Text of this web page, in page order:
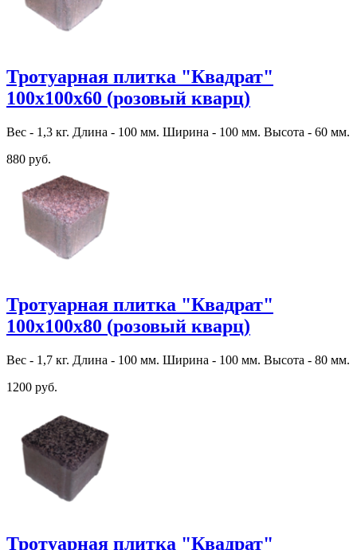
Тротуарная плитка "Квадрат"
100х100х60 (розовый кварц)
Вес - 1,3 кг. Длина - 100 мм. Ширина - 100 мм. Высота - 60 мм.
880 руб.
Тротуарная плитка "Квадрат"
100х100х80 (розовый кварц)
Вес - 1,7 кг. Длина - 100 мм. Ширина - 100 мм. Высота - 80 мм.
1200 руб.
Тротуарная плитка "Квадрат"